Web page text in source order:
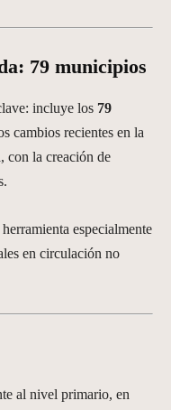
79 municipios
incluye los 79
cambios recientes en la
con la creación de
especialmente
en circulación no
al nivel primario, en